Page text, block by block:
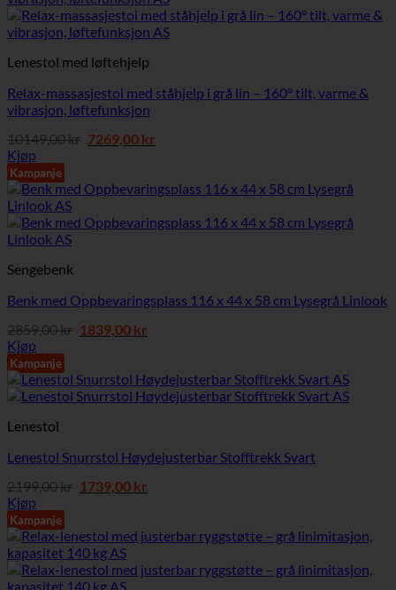
Lenestol med løftehjelp
Relax-massasjestol med ståhjelp i grå lin – 160° tilt, varme &
vibrasjon, løftefunksjon
10149,00kr Opprinnelig
10149,00 kr.
7269,00 krNåværende
7269,00 kr.
Kjøp
Kampanje
Sengebenk
Benk med Oppbevaringsplass 116 x 44 x 58 cm Lysegrå Linlook
2859,00kr Opprinnelig
2859,00 kr.
1839,00 krNåværende
1839,00 kr.
Kjøp
Kampanje
Lenestol
Lenestol Snurrstol Høydejusterbar Stofftrekk Svart
2199,00kr Opprinnelig
2199,00 kr.
1739,00 krNåværende
1739,00 kr.
Kjøp
Kampanje